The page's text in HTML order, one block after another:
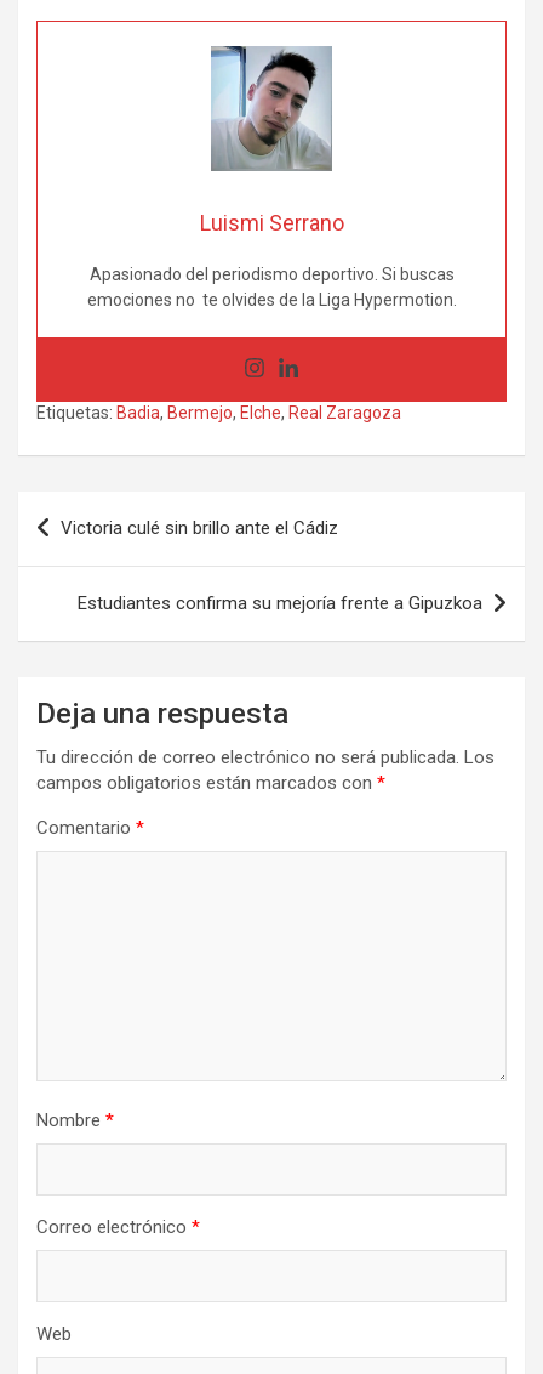
Luismi Serrano
Apasionado del periodismo deportivo. Si buscas
emociones no te olvides de la Liga Hypermotion.
Etiquetas: Badia, Bermejo, Elche, Real Zaragoza
Navegación
de
entradas
Victoria culé sin brillo ante el Cádiz
Estudiantes confirma su mejoría frente a Gipuzkoa
Deja una respuesta
Tu dirección de correo electrónico no será publicada. Los
campos obligatorios están marcados con *
Comentario *
Nombre *
Correo electrónico *
Web